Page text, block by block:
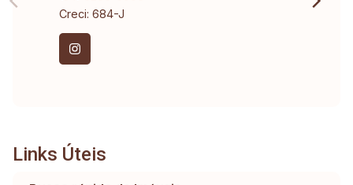
Creci: 684-J
Links Úteis